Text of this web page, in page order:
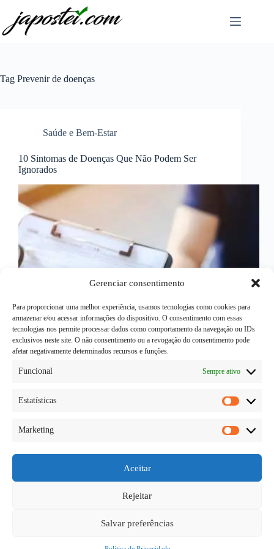
Gerenciar consentimento
Para proporcionar uma melhor experiência, usamos tecnologias como cookies para
armazenar e/ou acessar informações do dispositivo. O consentimento com essas
tecnologias nos permite processar dados como comportamento da navegação ou IDs
exclusivos neste site. O não consentimento ou a revogação do consentimento pode
afetar negativamente determinados recursos e funções.
Funcional Sempre ativo
Estatísticas
Marketing
Aceitar
Rejeitar
Salvar preferências
conteúdo
Tag Prevenir de doenças
Saúde e Bem-Estar
10 Sintomas de Doenças Que Não Podem Ser
Ignorados
A saúde deveria ser algo feito de prioridade por
relativamente boa não conseguimos fazer nada:
trabalhar, estudar, se divertir. Tudo será limitado se
14/06/2026